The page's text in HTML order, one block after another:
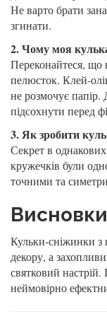
Не варто брати
згинати.
2. Чому моя
Переконайтеся, що
пелюсток. Клей-
не розмочує папір.
підсохнути перед
3. Як зробити
Секрет в
кружечків були
точними та
Висновки
Кульки-сніжинки
декору, а
святковий
неймовірно